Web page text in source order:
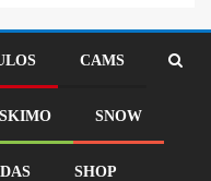
CAMS
SKIMO SNOW
SHOP